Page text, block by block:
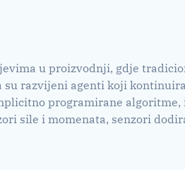
u proizvodnji, gdje
razvijeni agenti koji
programirane
sile i momenata, senzori